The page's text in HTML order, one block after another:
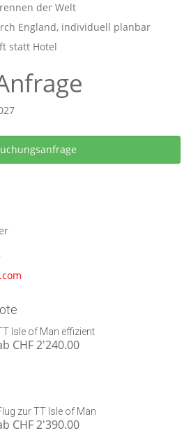
der Welt
England, individuell planbar
statt Hotel
Isle of Man effizient
CHF 2'240.00
zur TT Isle of Man
CHF 2'390.00